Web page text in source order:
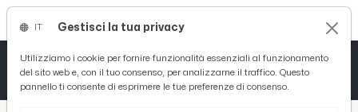
Gestisci la tua privacy
Utilizziamo i cookie per fornire funzionalità essenziali al funzionamento
del sito web e, con il tuo consenso, per analizzarne il traffico. Questo
pannello ti consente di esprimere le tue preferenze di consenso.
Tutto News
Tutto Sport
Tutto Curiosità